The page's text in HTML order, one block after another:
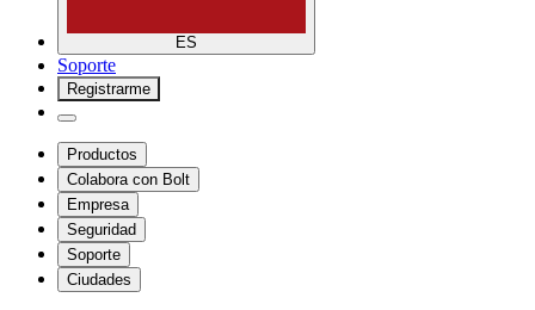
ES
Soporte
Registrarme
Productos
Colabora con Bolt
Empresa
Seguridad
Soporte
Ciudades